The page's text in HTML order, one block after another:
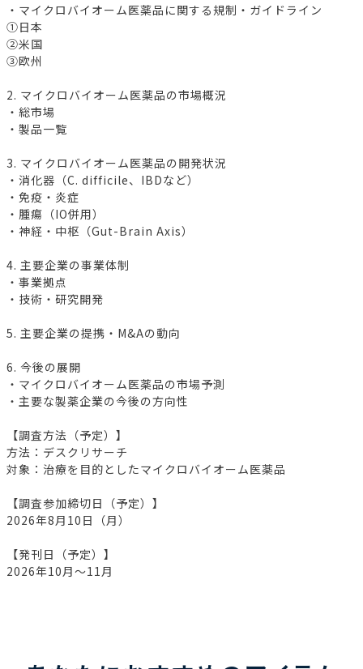
・マイクロバイオーム医薬品に関する規制・ガイドライン
①日本
②米国
③欧州
2. マイクロバイオーム医薬品の市場概況
・総市場
・製品一覧
3. マイクロバイオーム医薬品の開発状況
・消化器（C. difficile、IBDなど）
・免疫・炎症
・腫瘍（IO併用）
・神経・中枢（Gut-Brain Axis）
4. 主要企業の事業体制
・事業拠点
・技術・研究開発
5. 主要企業の提携・M&Aの動向
6. 今後の展開
・マイクロバイオーム医薬品の市場予測
・主要な製薬企業の今後の方向性
【調査方法（予定）】
方法：デスクリサーチ
対象：治療を目的としたマイクロバイオーム医薬品
【調査参加締切日（予定）】
2026年8月10日（月）
【発刊日（予定）】
2026年10月～11月